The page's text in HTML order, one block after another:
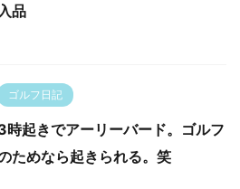
入品
ゴルフ日記
時起きでアーリーバード。ゴルフ
ためなら起きられる。笑